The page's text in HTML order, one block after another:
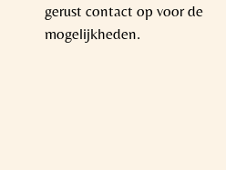
gerust contact op voor de
mogelijkheden.